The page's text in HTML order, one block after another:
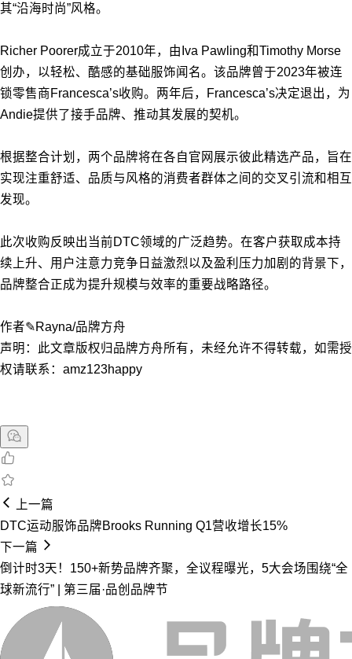
其“沿海时尚”风格。
Richer Poorer成立于2010年，由Iva Pawling和Timothy Morse
创办，以轻松、酷感的基础服饰闻名。该品牌曾于2023年被连
锁零售商Francesca’s收购。两年后，Francesca’s决定退出，为
Andie提供了接手品牌、推动其发展的契机。
根据整合计划，两个品牌将在各自官网展示彼此精选产品，旨在
实现注重舒适、品质与风格的消费者群体之间的交叉引流和相互
发现。
此次收购反映出当前DTC领域的广泛趋势。在客户获取成本持
续上升、用户注意力竞争日益激烈以及盈利压力加剧的背景下，
品牌整合正成为提升规模与效率的重要战略路径。
作者✎Rayna/品牌方舟
声明：此文章版权归品牌方舟所有，未经允许不得转载，如需授
权请联系：amz123happy
上一篇
DTC运动服饰品牌Brooks Running Q1营收增长15%
下一篇
倒计时3天！150+新势品牌齐聚，全议程曝光，5大会场围绕“全
球新流行” | 第三届·品创品牌节